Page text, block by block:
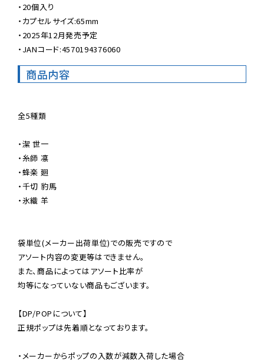
・20個入り
・カプセルサイズ:65mm
・2025年12月発売予定
・JANコード:4570194376060
商品内容
全5種類
・潔 世一
・糸師 凛
・蜂楽 廻
・千切 豹馬
・氷織 羊
袋単位(メーカー出荷単位)での販売ですので
アソート内容の変更等はできません。
また、商品によってはアソート比率が
均等になっていない商品もございます。
【DP/POPについて】
正規ポップは先着順となっております。
・メーカーからポップの入数が減数入荷した場合